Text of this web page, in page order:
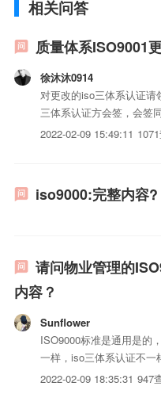
相关问答
质量体系ISO9001
徐沐沐0914
对更改的iso三体系认证
三体系认证方会签，会签
2022-02-09 15:49:11
iso9000:完整内容?
请问物业管理的
内容？
Sunflower
ISO9000标准是通用是的
一样，iso三体系认证不
好几家物业公司的9000认
2022-02-09 18:35:31 947